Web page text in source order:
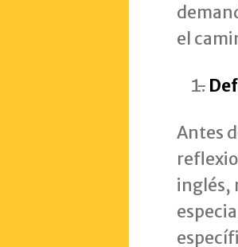
el
Antes
inglés,